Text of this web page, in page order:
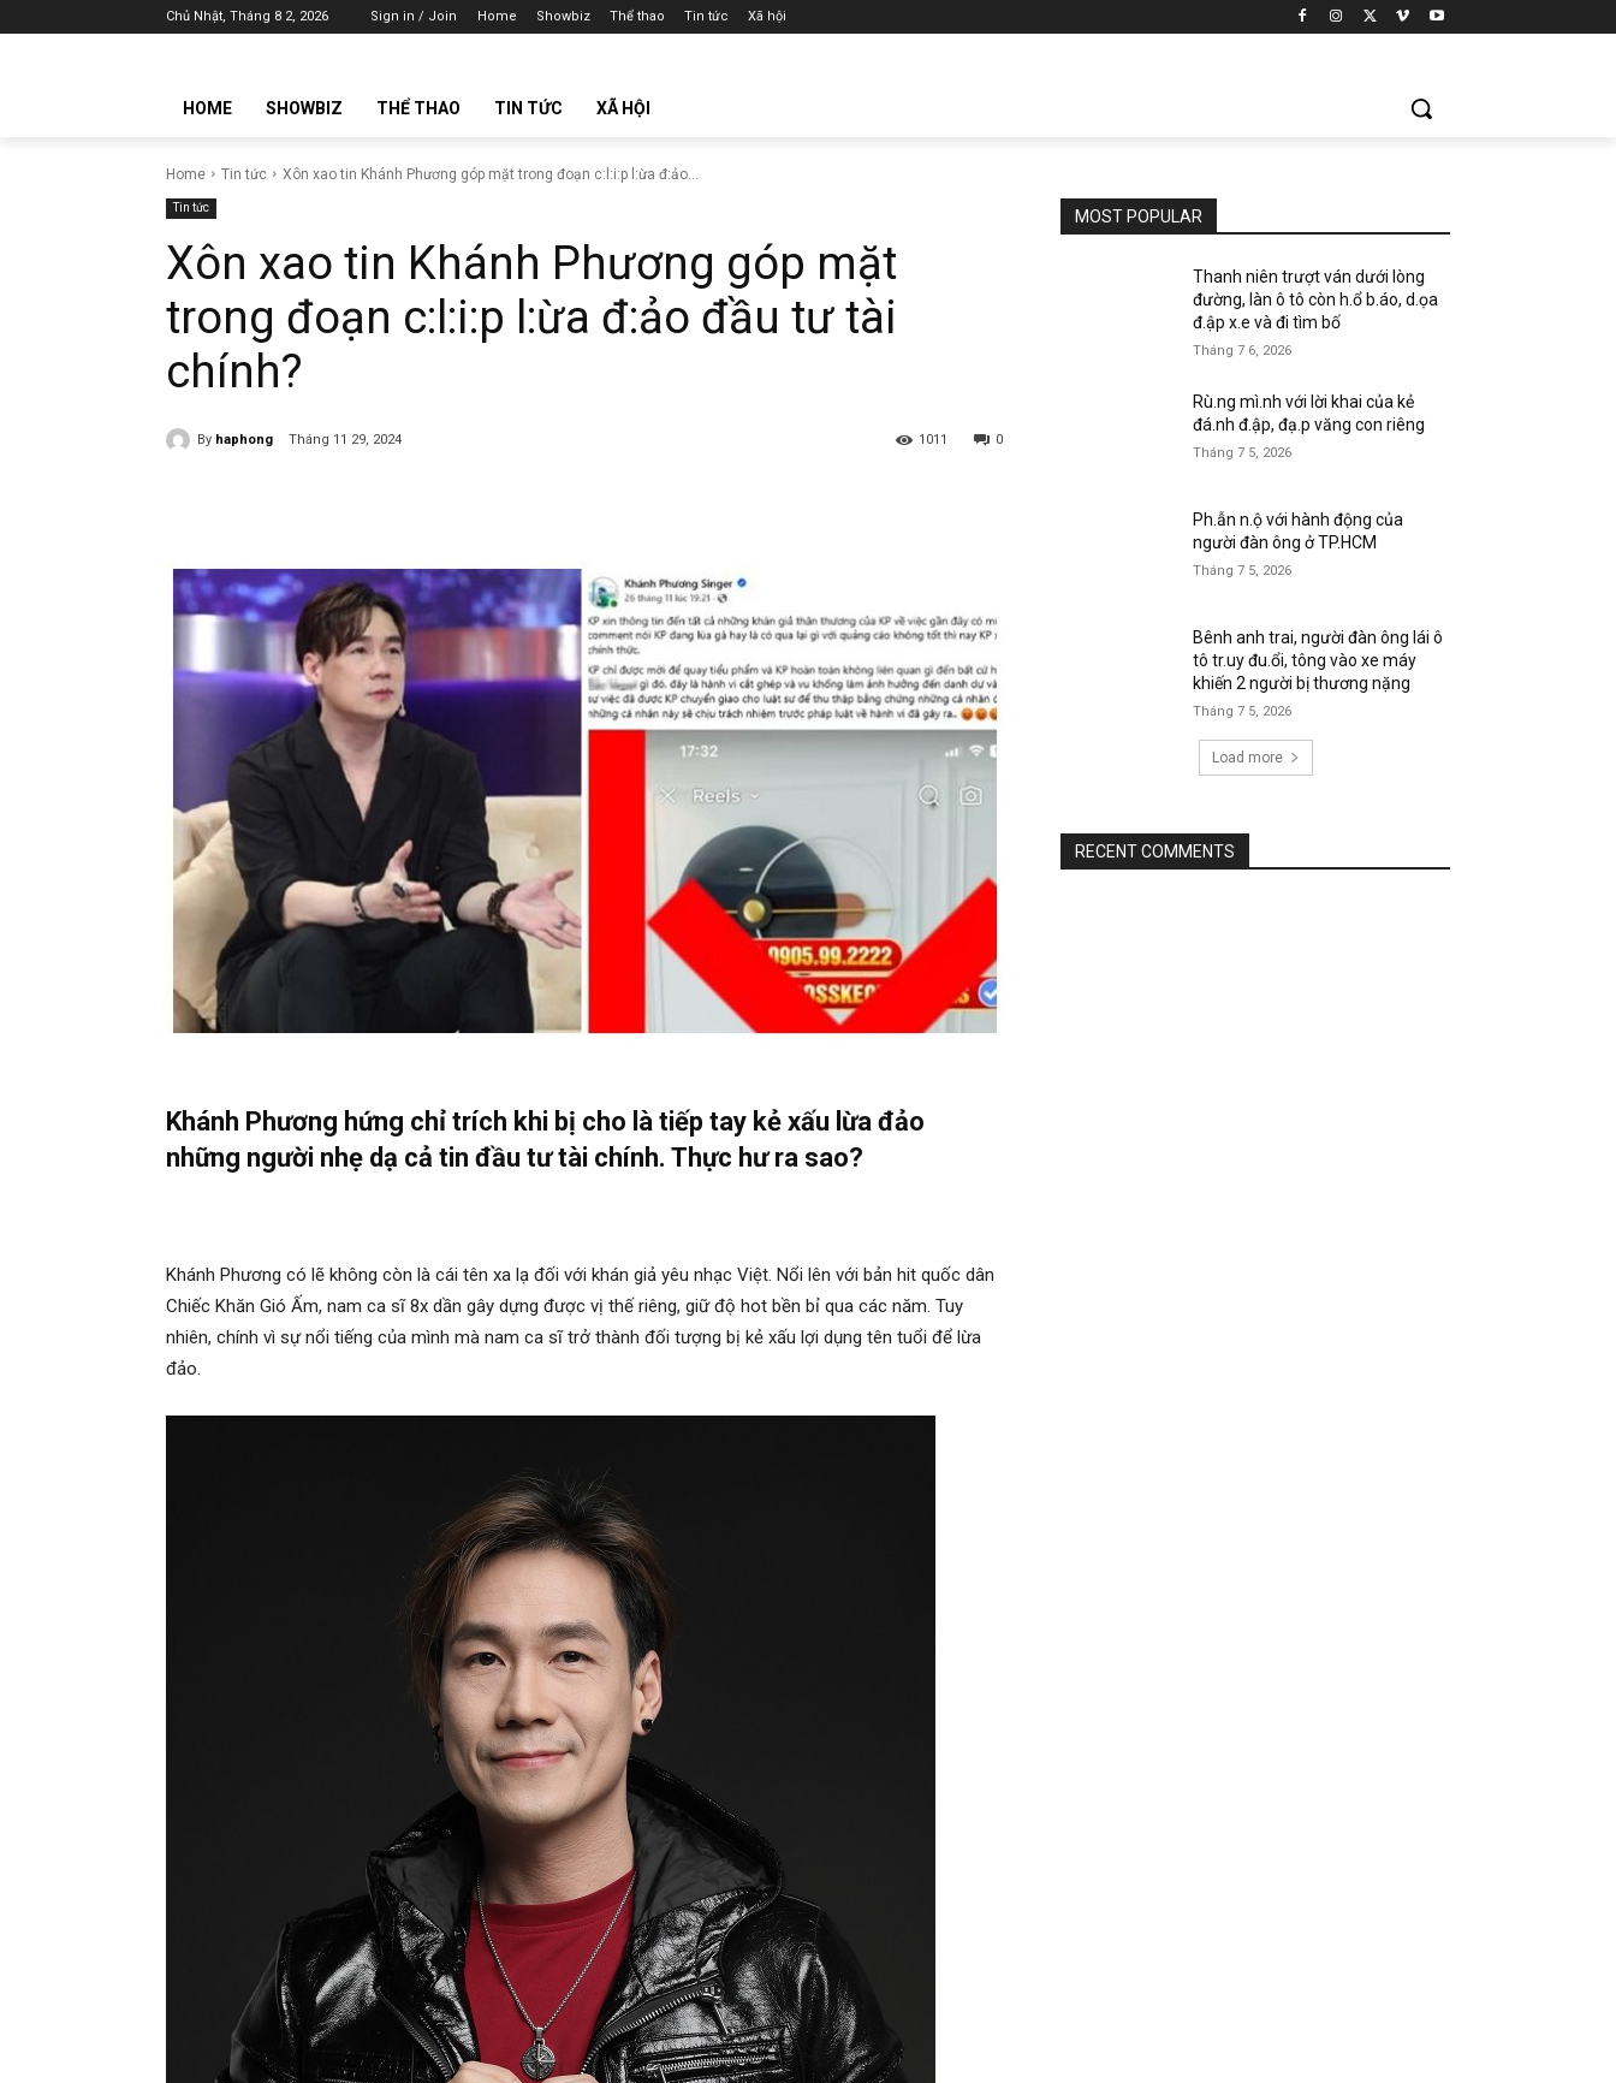
Chủ Nhật, Tháng 8 2, 2026 Sign in / Join Home Showbiz Thể thao Tin tức Xã hội
HOME SHOWBIZ THỂ THAO TIN TỨC XÃ HỘI
Home Tin tức Xôn xao tin Khánh Phương góp mặt trong đoạn c:l:i:p l:ừa đ:ảo...
Tin tức
Xôn xao tin Khánh Phương góp mặt
trong đoạn c:l:i:p l:ừa đ:ảo đầu tư tài
chính?
By haphong Tháng 11 29, 2024 0
1011
Khánh Phương hứng chỉ trích khi bị cho là tiếp tay kẻ xấu lừa đảo
những người nhẹ dạ cả tin đầu tư tài chính. Thực hư ra sao?
Khánh Phương có lẽ không còn là cái tên xa lạ đối với khán giả yêu nhạc Việt. Nổi lên với bản hit quốc dân
Chiếc Khăn Gió Ấm, nam ca sĩ 8x dần gây dựng được vị thế riêng, giữ độ hot bền bỉ qua các năm. Tuy
nhiên, chính vì sự nổi tiếng của mình mà nam ca sĩ trở thành đối tượng bị kẻ xấu lợi dụng tên tuổi để lừa
đảo.
MOST POPULAR
Thanh niên trượt ván dưới lòng
đường, làn ô tô còn h.ổ b.áo, d.ọa
đ.ập x.e và đi tìm bố
Tháng 7 6, 2026
Rù.ng mì.nh với lời khai của kẻ
đá.nh đ.ập, đạ.p văng con riêng
Tháng 7 5, 2026
Ph.ẫn n.ộ với hành động của
người đàn ông ở TP.HCM
Tháng 7 5, 2026
Bênh anh trai, người đàn ông lái ô
tô tr.uy đu.ổi, tông vào xe máy
khiến 2 người bị thương nặng
Tháng 7 5, 2026
Load more
RECENT COMMENTS